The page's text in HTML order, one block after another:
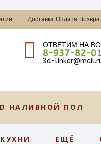
Доставка Оплата
ОТВЕТИМ НА
8-937-82-
3d-
НАЛИВНОЙ ПОЛ
ЕЩЁ